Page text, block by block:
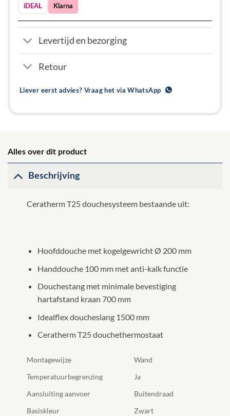
iDEAL Klarna
Levertijd en bezorging
Retour
Liever eerst advies? Vraag het via WhatsApp
Alles over dit product
Beschrijving
Ceratherm T25 douchesysteem bestaande uit:
Hoofddouche met kogelgewricht Ø 200 mm
Handdouche 100 mm met anti-kalk functie
Douchestang met minimale bevestiging
hartafstand kraan 700 mm
Idealflex doucheslang 1500 mm
Ceratherm T25 douchethermostaat
Montagewijze
Wand
Temperatuurbegrenzing
Ja
Aansluiting aanvoer
Buitendraad
Basiskleur
Zwart